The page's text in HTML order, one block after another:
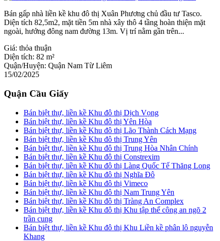
Bán gấp nhà liền kề khu đô thị Xuân Phương chủ đầu tư Tasco.
Diện tích 82,5m2, mặt tiền 5m nhà xây thô 4 tầng hoàn thiện mặt
ngoài, hướng đông nam đường 13m. Vị trí nằm gần trên...
Giá: thỏa thuận
Diện tích: 82 m²
Quận/Huyện: Quận Nam Từ Liêm
15/02/2025
Quận Cầu Giấy
Bán biệt thự, liền kề Khu đô thị Dịch Vọng
Bán biệt thự, liền kề Khu đô thị Yên Hòa
Bán biệt thự, liền kề Khu đô thị Lão Thành Cách Mạng
Bán biệt thự, liền kề Khu đô thị Trung Yên
Bán biệt thự, liền kề Khu đô thị Trung Hòa Nhân Chính
Bán biệt thự, liền kề Khu đô thị Constrexim
Bán biệt thự, liền kề Khu đô thị Làng Quốc Tế Thăng Long
Bán biệt thự, liền kề Khu đô thị Nghĩa Đô
Bán biệt thự, liền kề Khu đô thị Vimeco
Bán biệt thự, liền kề Khu đô thị Nam Trung Yên
Bán biệt thự, liền kề Khu đô thị Tràng An Complex
Bán biệt thự, liền kề Khu đô thị Khu tập thể công an ngõ 2
trần cung
Bán biệt thự, liền kề Khu đô thị Khu Liền kề phân lô nguyễn
Khang